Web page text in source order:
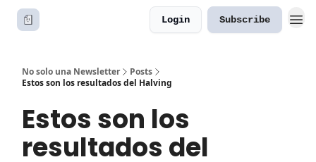
Login Subscribe
No solo una Newsletter
Posts
Estos son los resultados del Halving
Estos son los
resultados del